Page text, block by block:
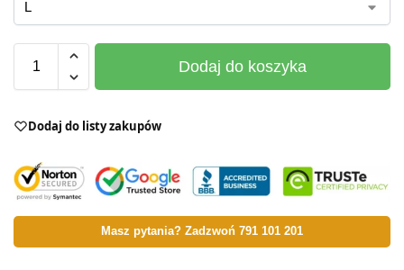
Dodaj do koszyka
Dodaj do listy zakupów
Masz pytania? Zadzwoń 791 101 201